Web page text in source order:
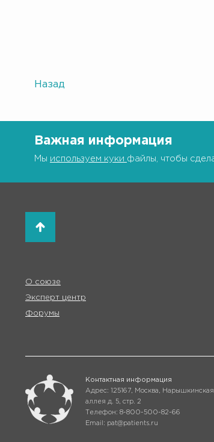
Назад
Важная информация
Мы используем куки файлы, чтобы
О союзе
Эксперт центр
Форумы
Контактная информация
Адрес: 125167, Москва, Нарышкинская
аллея д. 5, стр. 2
Телефон: 8-800-500-82-66
Email: pat@patients.ru